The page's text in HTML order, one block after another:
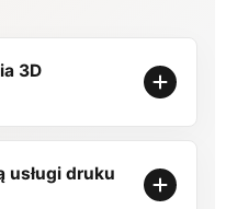
3D
usługi druku